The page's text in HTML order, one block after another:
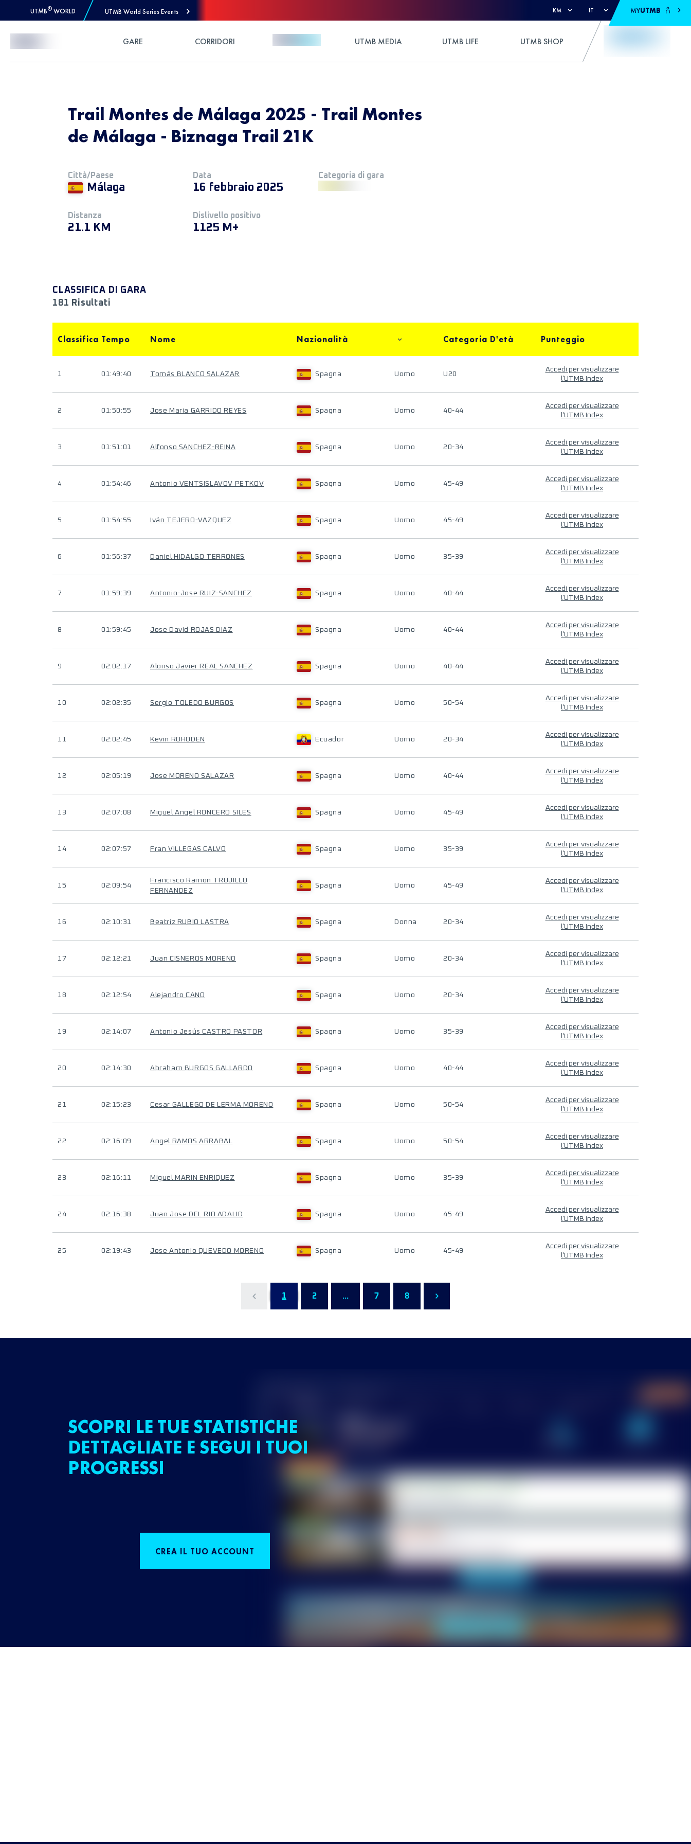
UTMB® WORLD UTMB World Series Events KM IT MYUTMB
GARE CORRIDORI UTMB MEDIA UTMB LIFE UTMB SHOP
Trail Montes de Málaga 2025 - Trail Montes
de Málaga - Biznaga Trail 21K
Città/Paese
Málaga
Data
16 febbraio 2025
Categoria di gara
Distanza
21.1 KM
Dislivello positivo
1125 M+
CLASSIFICA DI GARA
181 Risultati
Classifica Tempo Nome Nazionalità Categoria D'età Punteggio
1 01:49:40 Tomás BLANCO SALAZAR Spagna Uomo U20
Accedi per visualizzare
l'UTMB Index
2 01:50:55 Jose Maria GARRIDO REYES Spagna Uomo 40-44
Accedi per visualizzare
l'UTMB Index
3 01:51:01 Alfonso SANCHEZ-REINA Spagna Uomo 20-34
Accedi per visualizzare
l'UTMB Index
4 01:54:46 Antonio VENTSISLAVOV PETKOV Spagna Uomo 45-49
Accedi per visualizzare
l'UTMB Index
5 01:54:55 Iván TEJERO-VAZQUEZ Spagna Uomo 45-49
Accedi per visualizzare
l'UTMB Index
6 01:56:37 Daniel HIDALGO TERRONES Spagna Uomo 35-39
Accedi per visualizzare
l'UTMB Index
7 01:59:39 Antonio-Jose RUIZ-SANCHEZ Spagna Uomo 40-44
Accedi per visualizzare
l'UTMB Index
8 01:59:45 Jose David ROJAS DIAZ Spagna Uomo 40-44
Accedi per visualizzare
l'UTMB Index
9 02:02:17 Alonso Javier REAL SANCHEZ Spagna Uomo 40-44
Accedi per visualizzare
l'UTMB Index
10 02:02:35 Sergio TOLEDO BURGOS Spagna Uomo 50-54
Accedi per visualizzare
l'UTMB Index
11 02:02:45 Kevin ROHODEN Ecuador Uomo 20-34
Accedi per visualizzare
l'UTMB Index
12 02:05:19 Jose MORENO SALAZAR Spagna Uomo 40-44
Accedi per visualizzare
l'UTMB Index
13 02:07:08 Miguel Angel RONCERO SILES Spagna Uomo 45-49
Accedi per visualizzare
l'UTMB Index
14 02:07:57 Fran VILLEGAS CALVO Spagna Uomo 35-39
Accedi per visualizzare
l'UTMB Index
15 02:09:54
Francisco Ramon TRUJILLO
FERNANDEZ
Spagna Uomo 45-49
Accedi per visualizzare
l'UTMB Index
16 02:10:31 Beatriz RUBIO LASTRA Spagna Donna 20-34
Accedi per visualizzare
l'UTMB Index
17 02:12:21 Juan CISNEROS MORENO Spagna Uomo 20-34
Accedi per visualizzare
l'UTMB Index
18 02:12:54 Alejandro CANO Spagna Uomo 20-34
Accedi per visualizzare
l'UTMB Index
19 02:14:07 Antonio Jesús CASTRO PASTOR Spagna Uomo 35-39
Accedi per visualizzare
l'UTMB Index
20 02:14:30 Abraham BURGOS GALLARDO Spagna Uomo 40-44
Accedi per visualizzare
l'UTMB Index
21 02:15:23 Cesar GALLEGO DE LERMA MORENO Spagna Uomo 50-54
Accedi per visualizzare
l'UTMB Index
22 02:16:09 Angel RAMOS ARRABAL Spagna Uomo 50-54
Accedi per visualizzare
l'UTMB Index
23 02:16:11 Miguel MARIN ENRIQUEZ Spagna Uomo 35-39
Accedi per visualizzare
l'UTMB Index
24 02:16:38 Juan Jose DEL RIO ADALID Spagna Uomo 45-49
Accedi per visualizzare
l'UTMB Index
25 02:19:43 Jose Antonio QUEVEDO MORENO Spagna Uomo 45-49
Accedi per visualizzare
l'UTMB Index
1 2 ... 7 8
SCOPRI LE TUE STATISTICHE
DETTAGLIATE E SEGUI I TUOI
PROGRESSI
CREA IL TUO ACCOUNT